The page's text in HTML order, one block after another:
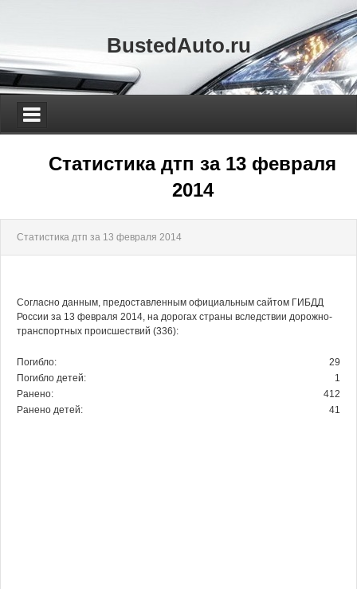
BustedAuto.ru
Статистика дтп за 13 февраля
2014
Статистика дтп за 13 февраля 2014
Согласно данным, предоставленным официальным сайтом ГИБДД
России за 13 февраля 2014, на дорогах страны вследствии дорожно-
транспортных происшествий (336):
Погибло:
29
Погибло детей:
1
Ранено:
412
Ранено детей:
41